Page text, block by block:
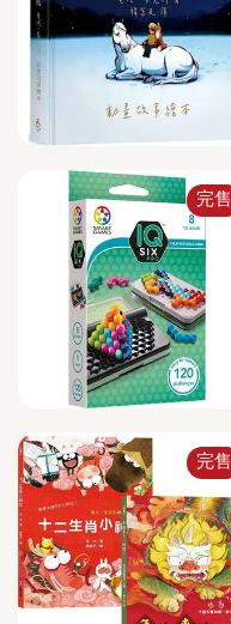
完售
完售